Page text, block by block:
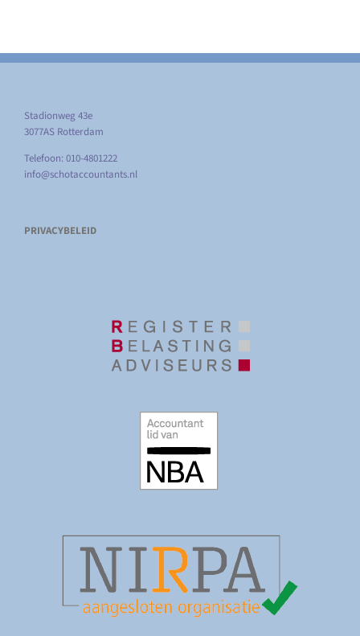
Stadionweg 43e
3077AS Rotterdam
Telefoon: 010-4801222
info@schotaccountants.nl
PRIVACYBELEID